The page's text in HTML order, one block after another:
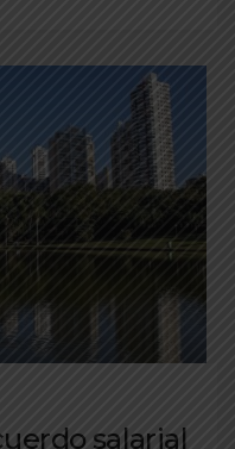
salarial